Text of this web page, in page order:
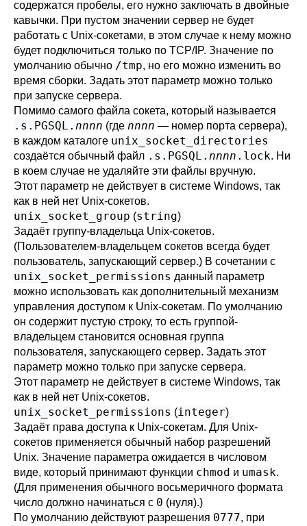
содержатся пробелы, его нужно заключать в двойные
кавычки. При пустом значении сервер не будет
работать с Unix-сокетами, в этом случае к нему можно
будет подключиться только по TCP/IP. Значение по
умолчанию обычно /tmp, но его можно изменить во
время сборки. Задать этот параметр можно только
при запуске сервера.
Помимо самого файла сокета, который называется
.s.PGSQL. nnnn (где nnnn — номер порта сервера),
в каждом каталоге unix_socket_directories
создаётся обычный файл .s.PGSQL. nnnn .lock. Ни
в коем случае не удаляйте эти файлы вручную.
Этот параметр не действует в системе Windows, так
как в ней нет Unix-сокетов.
unix_socket_group (string)
Задаёт группу-владельца Unix-сокетов.
(Пользователем-владельцем сокетов всегда будет
пользователь, запускающий сервер.) В сочетании с
unix_socket_permissions данный параметр
можно использовать как дополнительный механизм
управления доступом к Unix-сокетам. По умолчанию
он содержит пустую строку, то есть группой-
владельцем становится основная группа
пользователя, запускающего сервер. Задать этот
параметр можно только при запуске сервера.
Этот параметр не действует в системе Windows, так
как в ней нет Unix-сокетов.
unix_socket_permissions (integer)
Задаёт права доступа к Unix-сокетам. Для Unix-
сокетов применяется обычный набор разрешений
Unix. Значение параметра ожидается в числовом
виде, который принимают функции chmod и umask.
(Для применения обычного восьмеричного формата
число должно начинаться с 0 (нуля).)
По умолчанию действуют разрешения 0777, при